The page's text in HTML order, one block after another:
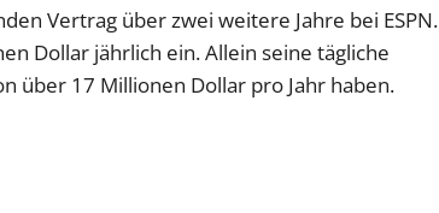
Vertrag über zwei weitere Jahre bei ESPN.
Dollar jährlich ein. Allein seine tägliche
über 17 Millionen Dollar pro Jahr haben.